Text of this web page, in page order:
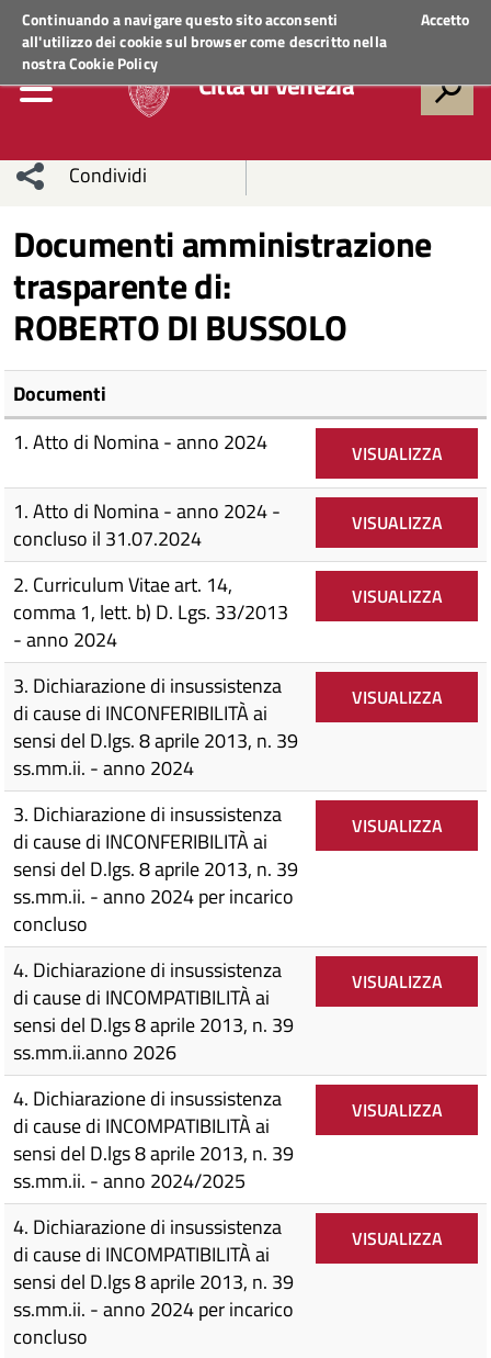
Continuando a navigare questo sito acconsenti
all'utilizzo dei cookie sul browser come descritto nella
nostraCookie Policy
Accetto
Regione VenetoACCEDI AI SERVIZI
Città di Venezia
Condividi
sui social
network
Condividi
Condividi
Facebook
Condividi
su
Twitter
Condividi
su
Facebook
Condividi
su
Whatsapp
Documenti amministrazione
trasparente di:
ROBERTO DI BUSSOLO
Documenti
1. Atto di Nomina - anno 2024
VISUALIZZA
1. Atto di Nomina - anno 2024 -
concluso il 31.07.2024
VISUALIZZA
2. Curriculum Vitae art. 14,
comma 1, lett. b) D. Lgs. 33/2013
- anno 2024
VISUALIZZA
3. Dichiarazione di insussistenza
di cause di INCONFERIBILITÀ ai
sensi del D.lgs. 8 aprile 2013, n. 39
ss.mm.ii. - anno 2024
VISUALIZZA
3. Dichiarazione di insussistenza
di cause di INCONFERIBILITÀ ai
sensi del D.lgs. 8 aprile 2013, n. 39
ss.mm.ii. - anno 2024 per incarico
concluso
VISUALIZZA
4. Dichiarazione di insussistenza
di cause di INCOMPATIBILITÀ ai
sensi del D.lgs 8 aprile 2013, n. 39
ss.mm.ii.anno 2026
VISUALIZZA
4. Dichiarazione di insussistenza
di cause di INCOMPATIBILITÀ ai
sensi del D.lgs 8 aprile 2013, n. 39
ss.mm.ii. - anno 2024/2025
VISUALIZZA
4. Dichiarazione di insussistenza
di cause di INCOMPATIBILITÀ ai
sensi del D.lgs 8 aprile 2013, n. 39
ss.mm.ii. - anno 2024 per incarico
concluso
VISUALIZZA